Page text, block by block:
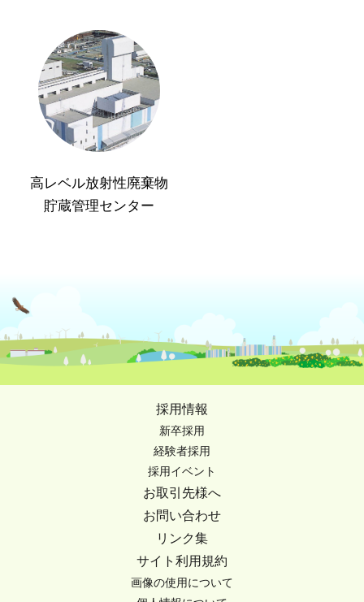
高レベル放射性廃棄物
貯蔵管理センター
採用情報
新卒採用
経験者採用
採用イベント
お取引先様へ
お問い合わせ
リンク集
サイト利用規約
画像の使用について